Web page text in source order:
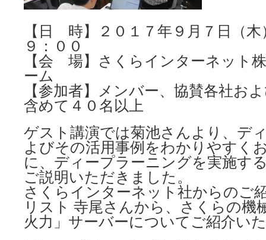
【日 時】２０１７年９月７日（木
９：００
【会 場】さくらインターネット
ーム
【参加者】メンバー、協賛各社お
含めて４０名以上
ゲスト講演では菊池さんより、デ
よびその活用事例をわかりやすく
に、ディープラーニングを実施す
ご説明いただきました。
さくらインターネット社からのご
リスト 寺尾さんから、さくらの機
火力」サーバーについてご紹介い